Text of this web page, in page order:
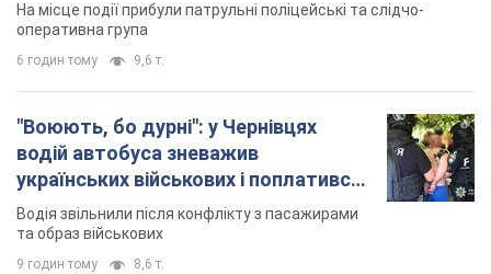
На місце події прибули патрульні поліцейські та слідчо-
оперативна група
6 годин тому 9,6 т.
"Воюють, бо дурні": у Чернівцях
водій автобуса зневажив
українських військових і поплатився.
Відео
Водія звільнили після конфлікту з пасажирами
та образ військових
9 годин тому 8,6 т.